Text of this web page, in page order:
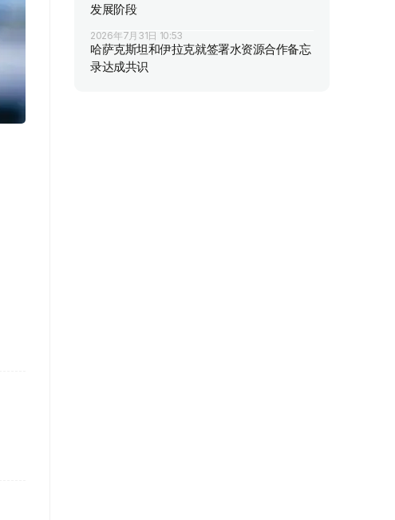
发展阶段
2026年7月31日 10:53
哈萨克斯坦和伊拉克就签署水资源合作备忘
录达成共识